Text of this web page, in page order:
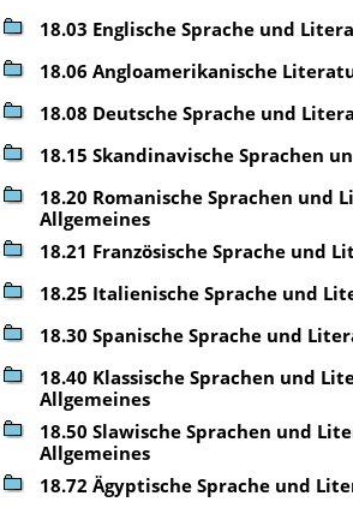
18.03 Englische Sprache und
18.06 Angloamerikanische
18.08 Deutsche Sprache und
18.15 Skandinavische Sprachen
18.20 Romanische Sprachen und
Allgemeines
18.21 Französische Sprache und
18.25 Italienische Sprache und
18.30 Spanische Sprache und
18.40 Klassische Sprachen und
Allgemeines
18.50 Slawische Sprachen und
Allgemeines
18.72 Ägyptische Sprache und